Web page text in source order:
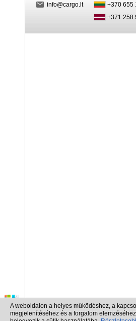
info@cargo.lt
+370 655
+371 258
A weboldalon a helyes működéshez, a
megjelenítéséhez és a forgalom